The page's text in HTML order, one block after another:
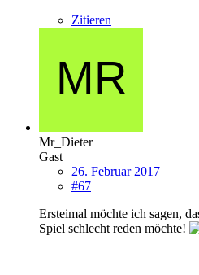
Zitieren
Mr_Dieter
Gast
26. Februar 2017
#67
Ersteimal möchte ich sagen,
Spiel schlecht reden möchte!